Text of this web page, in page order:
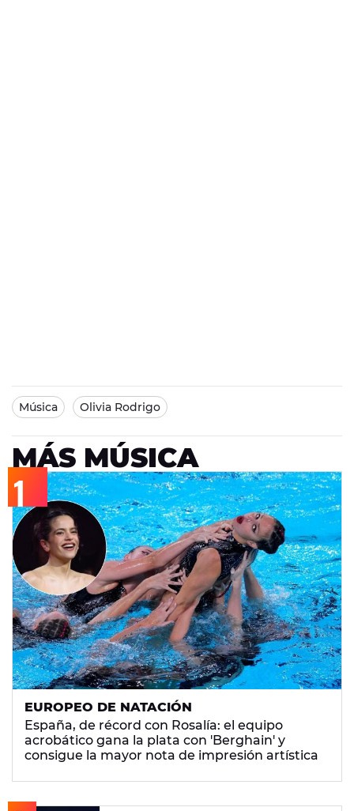
Música Olivia Rodrigo
MÁS MÚSICA
EUROPEO DE NATACIÓN
España, de récord con Rosalía: el equipo
acrobático gana la plata con 'Berghain' y
consigue la mayor nota de impresión artística